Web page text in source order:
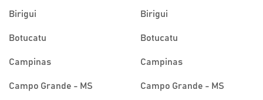
Birigui
Botucatu
Campinas
Campo Grande - MS
Birigui
Botucatu
Campinas
Campo Grande - MS